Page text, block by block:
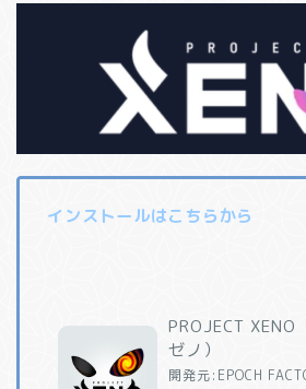
インストールはこちらから
PROJECT XENO
ゼノ）
開発元: EPOCH